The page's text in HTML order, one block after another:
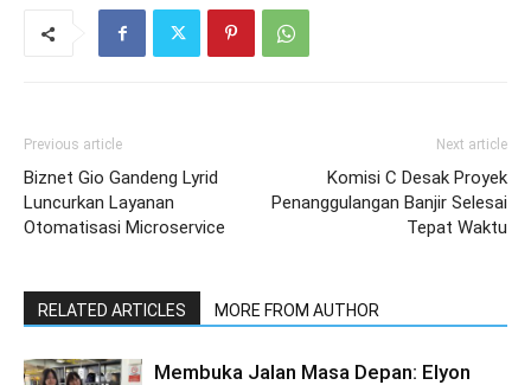
Previous article
Biznet Gio Gandeng Lyrid
Luncurkan Layanan
Otomatisasi Microservice
Next article
Komisi C Desak Proyek
Penanggulangan Banjir Selesai
Tepat Waktu
RELATED ARTICLES MORE FROM AUTHOR
Membuka Jalan Masa Depan: Elyon